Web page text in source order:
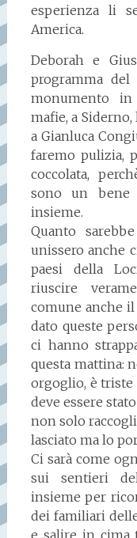
esperienza li
America.
Deborah e
programma
monumento
mafie, a
a Gianluca
faremo pulizia,
coccolata,
sono un bene
insieme.
Quanto
unissero anche
paesi della
riuscire
comune anche
dato queste
ci hanno
questa mattina:
orgoglio, è triste
deve essere
non solo
lasciato ma lo
Ci sarà come
sui sentieri
insieme per
dei familiari
e salire in cima